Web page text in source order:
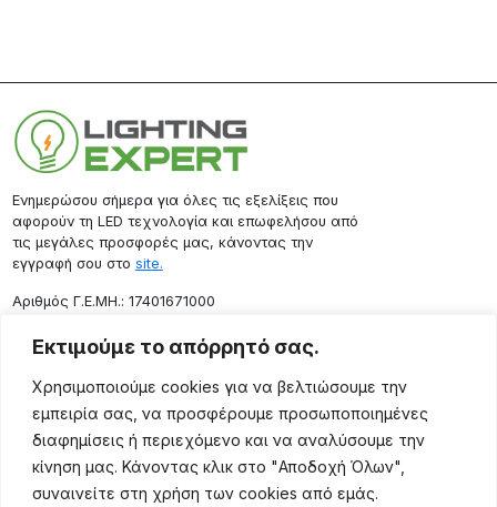
Εκτιμούμε το απόρρητό σας.
Χρησιμοποιούμε cookies για να βελτιώσουμε την
εμπειρία σας, να προσφέρουμε προσωποποιημένες
διαφημίσεις ή περιεχόμενο και να αναλύσουμε την
κίνηση μας. Κάνοντας κλικ στο "Αποδοχή Όλων",
συναινείτε στη χρήση των cookies από εμάς.
Ενημερώσου σήμερα για όλες τις εξελίξεις που
αφορούν τη LED τεχνολογία και επωφελήσου από
τις μεγάλες προσφορές μας, κάνοντας την
εγγραφή σου στο site.
Aριθμός Γ.Ε.ΜΗ.: 17401671000
Επικοινωνία
Ρόδου 133, Αθήνα 10443
(+30) 211 725 5427
sales@lightingexpert.gr